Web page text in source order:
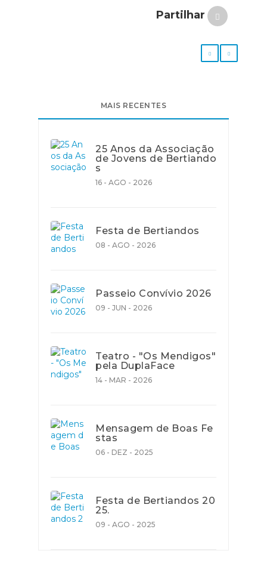
Partilhar
MAIS RECENTES
25 Anos da Associação
de Jovens de Bertiando
s
16 - AGO - 2026
Festa de Bertiandos
08 - AGO - 2026
Passeio Convívio 2026
09 - JUN - 2026
Teatro - "Os Mendigos"
pela DuplaFace
14 - MAR - 2026
Mensagem de Boas Fe
stas
06 - DEZ - 2025
Festa de Bertiandos 20
25.
09 - AGO - 2025